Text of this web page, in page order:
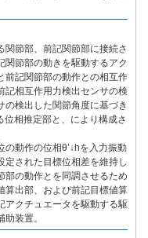
関節部、前記関節部に接続さ
関節部の動きを駆動するアク
前記関節部の動作との相互作
記相互作用力検出センサの検
の検出した関節角度に基づき
位相推定部と、により構成さ
動作の位相θ’↓hを入力振動
定された目標位相差を維持し
部の動作とを同調させるため
算出部、および前記目標値算
アクチュエータを駆動する駆
装置。